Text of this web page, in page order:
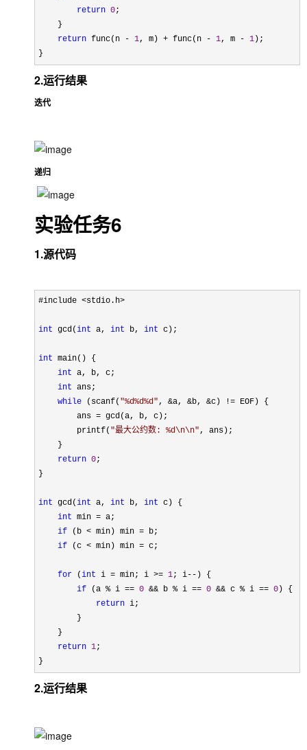
return 0;
    }
return func(n - 1, m) + func(n - 1, m - 1 );
}
2.运行结果
迭代
递归
实验任务6
1.源代码
#include <stdio.h>
int gcd(int a, int b, int c);
int main() {
int a, b, c;
int ans;
while (scanf( "%d%d%d", &a, &b, &c) != EOF) {
        ans
= gcd(a, b, c);
        printf(
"最大公约数: %d\n\n", ans);
    }
return 0;
}
int gcd(int a, int b, int c) {
int min = a;
if (b < min) min = b;
if (c < min) min = c;
for (int i = min; i >= 1; i-- ) {
if (a % i == 0 && b % i == 0 && c % i == 0 ) {
return i;
        }
    }
return 1;
}
2.运行结果